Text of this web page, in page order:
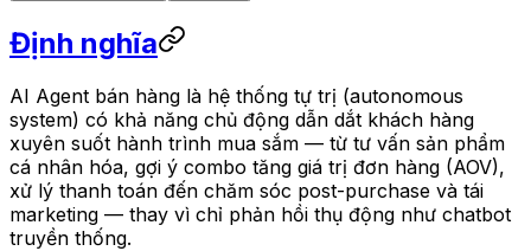
Định nghĩa
AI Agent bán hàng là hệ thống tự trị (autonomous
system) có khả năng chủ động dẫn dắt khách hàng
xuyên suốt hành trình mua sắm — từ tư vấn sản phẩm
cá nhân hóa, gợi ý combo tăng giá trị đơn hàng (AOV),
xử lý thanh toán đến chăm sóc post-purchase và tái
marketing — thay vì chỉ phản hồi thụ động như chatbot
truyền thống.